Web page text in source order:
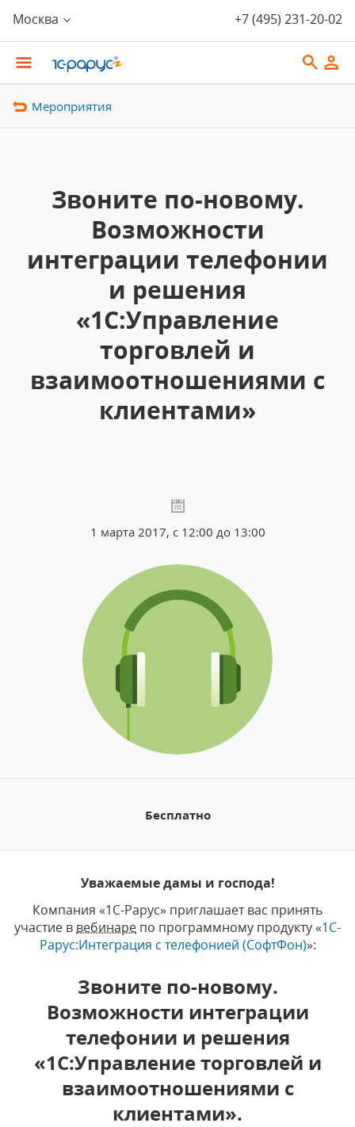
Москва +7 (495) 231-20-02
Мероприятия
Звоните по-новому.
Возможности
интеграции телефонии
и решения
«1С:Управление
торговлей и
взаимоотношениями с
клиентами»
1 марта 2017, с 12:00 до 13:00
Бесплатно
Уважаемые дамы и господа!
Компания «1С-Рарус» приглашает вас принять
участие в вебинаре по программному продукту «1С-
Рарус:Интеграция с телефонией (СофтФон)»:
Звоните по-новому.
Возможности интеграции
телефонии и решения
«1С:Управление торговлей и
взаимоотношениями с
клиентами».